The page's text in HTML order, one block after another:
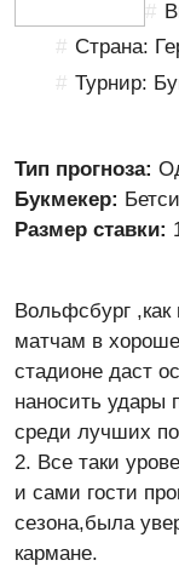
Страна:
Турнир:
Тип прогноза:
Букмекер:
Размер ставки:
Вольфсбург
матчам в
стадионе даст
наносить удары
среди лучших
2. Все таки
и сами гости
сезона,была
кармане.